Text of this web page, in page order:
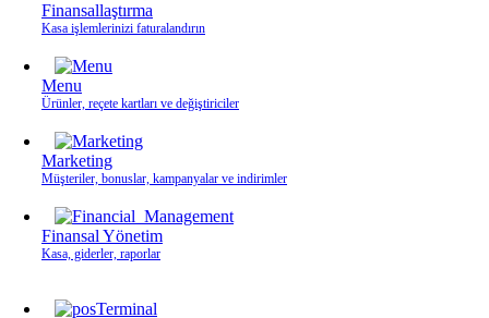
Finansallaştırma
Kasa işlemlerinizi faturalandırın
Menu
Ürünler, reçete kartları ve değiştiriciler
Marketing
Müşteriler, bonuslar, kampanyalar ve indirimler
Finansal Yönetim
Kasa, giderler, raporlar